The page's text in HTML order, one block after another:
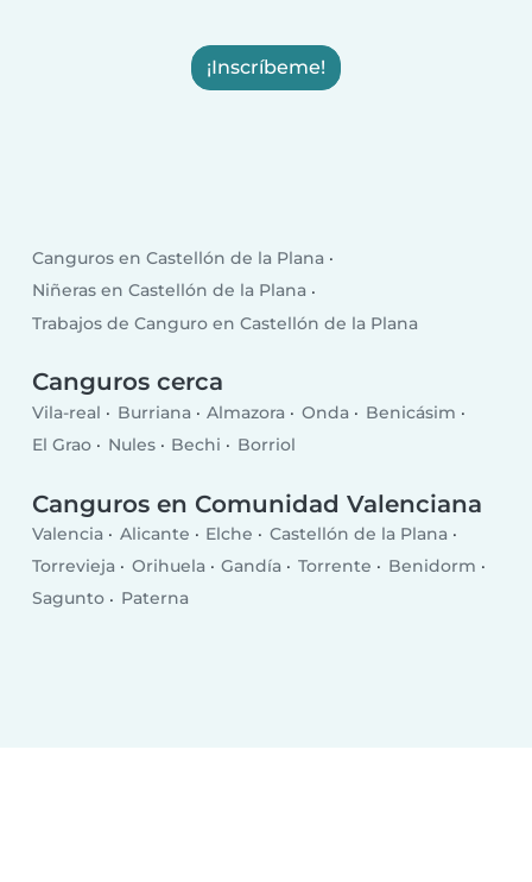
¡Inscríbeme!
Canguros en Castellón de la Plana
Niñeras en Castellón de la Plana
Trabajos de Canguro en Castellón de la Plana
Canguros cerca
Vila-real Burriana Almazora Onda
Benicásim
El Grao
Nules Bechi Borriol
Canguros en Comunidad Valenciana
Valencia Alicante Elche
Castellón de la Plana
Torrevieja
Orihuela Gandía Torrente
Benidorm
Sagunto
Paterna